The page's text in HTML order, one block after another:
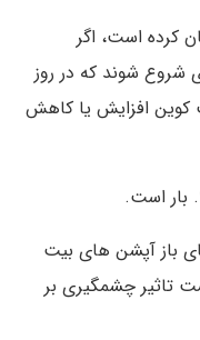
کرده است، اگر
شروع شوند که در روز
کوین افزایش یا کاهش
باز آپشن های بیت
تاثیر چشمگیری بر